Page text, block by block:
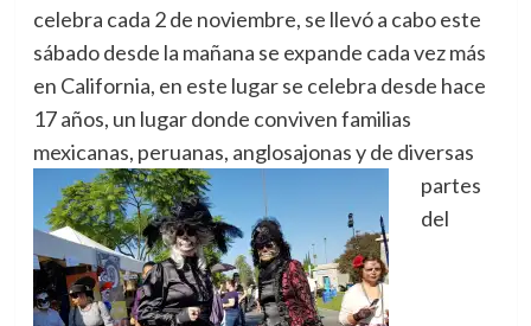
celebra cada 2 de noviembre, se llevó a cabo este
sábado desde la mañana se expande cada vez más
en California, en este lugar se celebra desde hace
17 años, un lugar donde conviven familias
mexicanas, peruanas, anglosajonas y de diversas
partes
del